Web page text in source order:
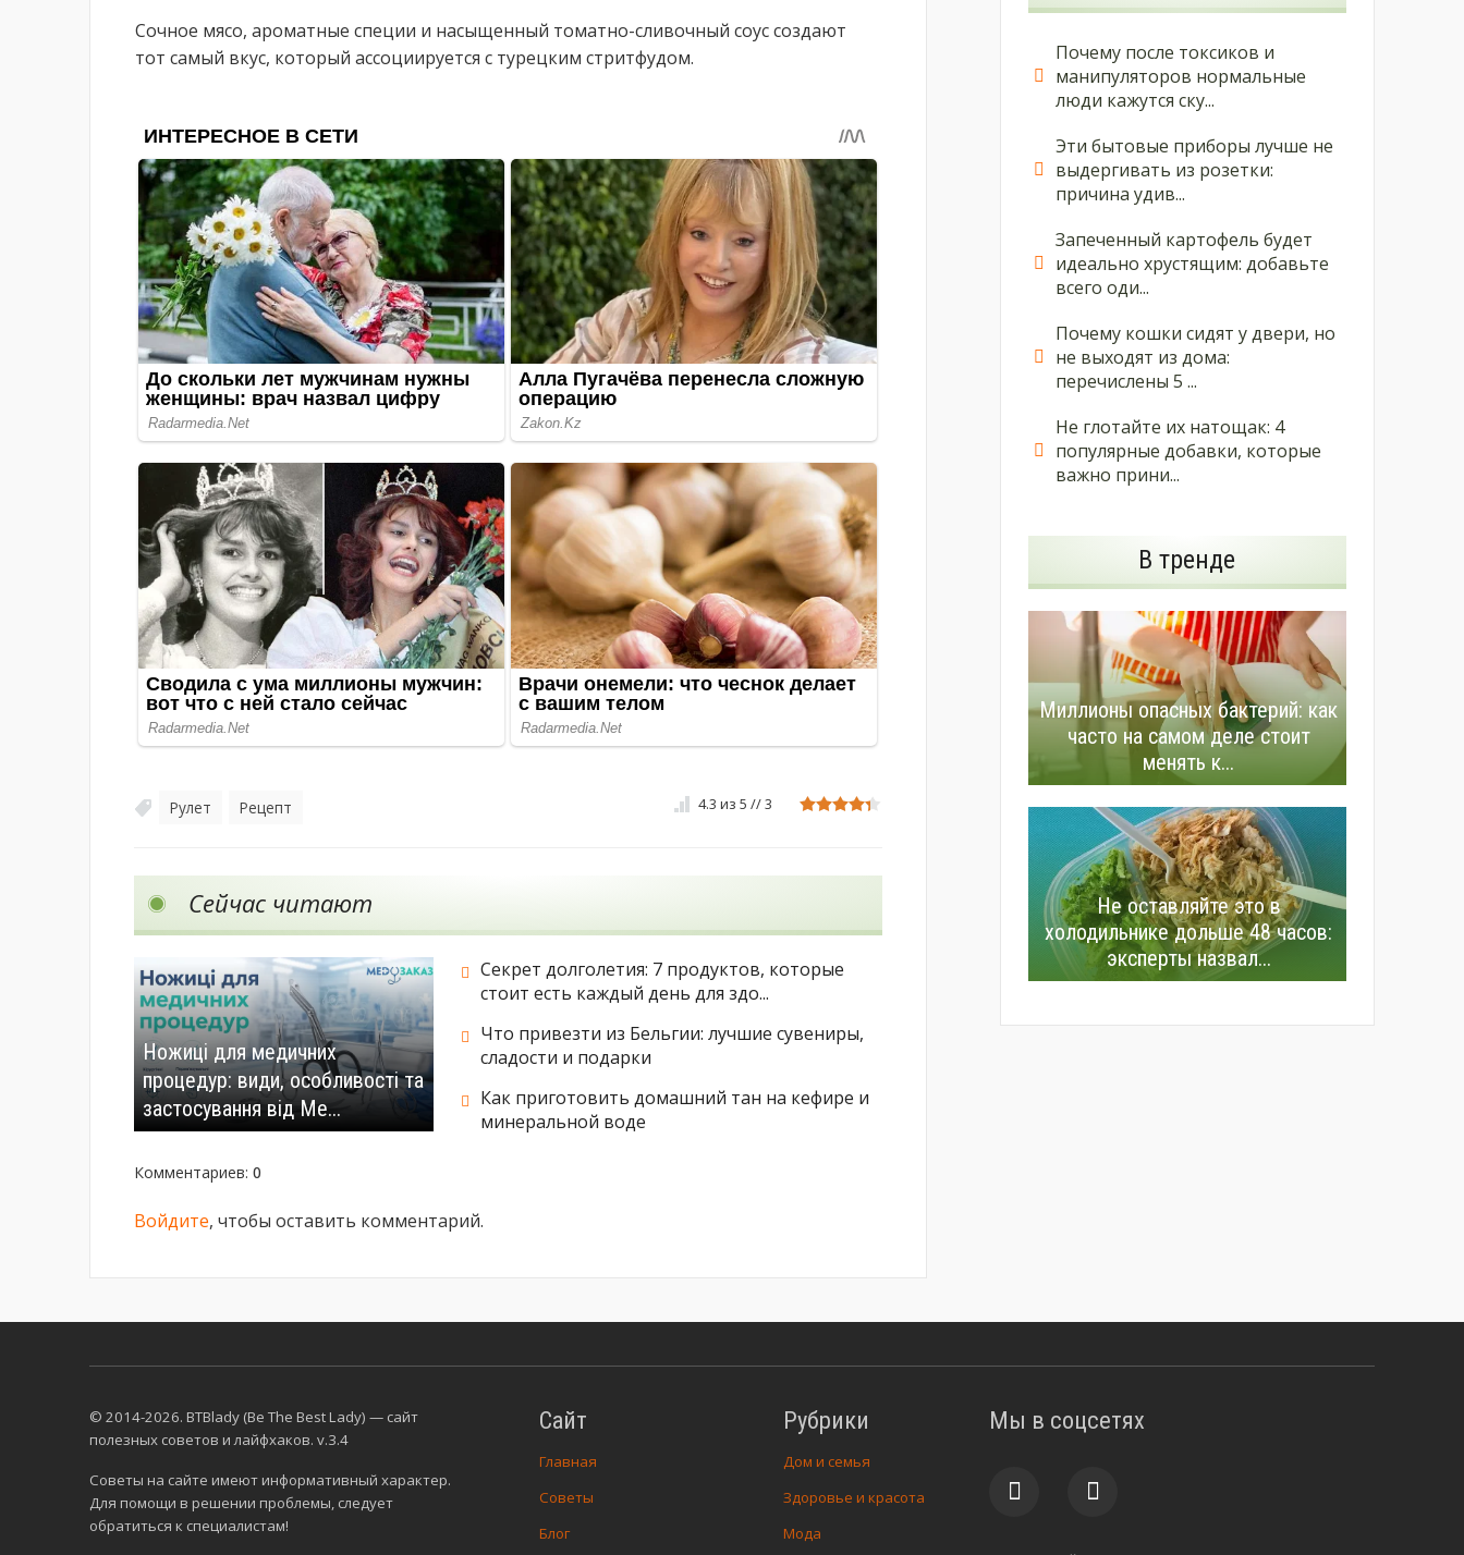
Сочное мясо, ароматные специи и насыщенный томатно-сливочный соус создают
тот самый вкус, который ассоциируется с турецким стритфудом.
4.3 из 5 //3
Рулет Рецепт
Сейчас читают
Ножиці для медичних
процедур: види, особливості та
застосування від Me...
Секрет долголетия: 7 продуктов, которые
стоит есть каждый день для здо...
Что привезти из Бельгии: лучшие сувениры,
сладости и подарки
Как приготовить домашний тан на кефире и
минеральной воде
Комментариев: 0
Войдите, чтобы оставить комментарий.
Почему после токсиков и
манипуляторов нормальные
люди кажутся ску...
Эти бытовые приборы лучше не
выдергивать из розетки:
причина удив...
Запеченный картофель будет
идеально хрустящим: добавьте
всего оди...
Почему кошки сидят у двери, но
не выходят из дома:
перечислены 5 ...
Не глотайте их натощак: 4
популярные добавки, которые
важно прини...
В тренде
Миллионы опасных бактерий: как
часто на самом деле стоит
менять к...
Не оставляйте это в
холодильнике дольше 48 часов:
эксперты назвал...
© 2014-2026. BTBlady (Be The Best Lady) — сайт
полезных советов и лайфхаков. v.3.4
Советы на сайте имеют информативный характер.
Для помощи в решении проблемы, следует
обратиться к специалистам!
Сайт
Главная
Советы
Блог
Рубрики
Дом и семья
Здоровье и красота
Мода
Мы в соцсетях